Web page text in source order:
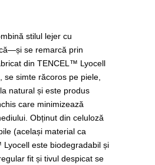
stilul lejer cu
se remarcă prin
din TENCEL™ Lyocell
se simte răcoros pe piele,
natural și este produs
care minimizează
Obținut din celuloză
(același material ca
este biodegradabil și
fit și tivul despicat se